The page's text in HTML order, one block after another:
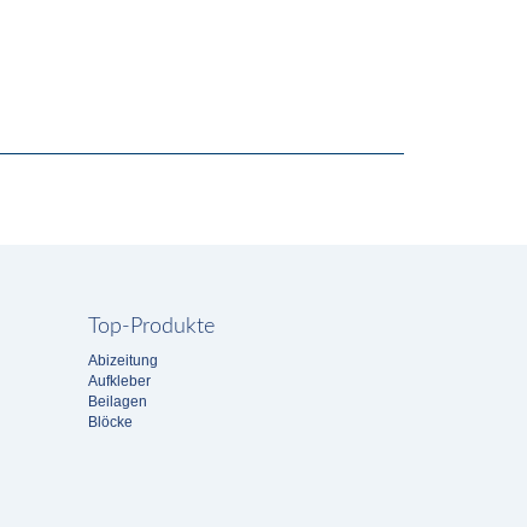
Top-Produkte
Abizeitung
Aufkleber
Beilagen
Blöcke